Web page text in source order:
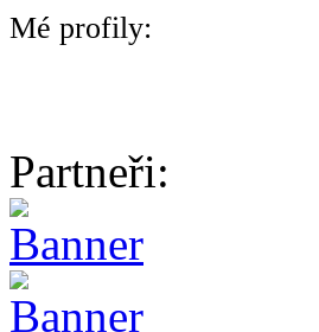
Mé profily:
Partneři: